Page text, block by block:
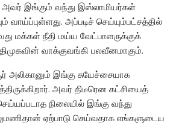
அவர் இங்கும் வந்து இஸ்லாமியர்கள்
வாய்ப்புள்ளது. அப்படிச் செய்யும்பட்சத்தில்
மக்கள் நீதி மய்ய வேட்பாளருக்குக்
வாக்குவங்கி பலவீனமாகும்.
அலிகானும் இங்கு சுயேச்சையாக
அவர் திடீரென கட்சியைத்
நிலையில் இங்கு வந்து
ஏற்பாடு செய்வதாக எங்களுடைய